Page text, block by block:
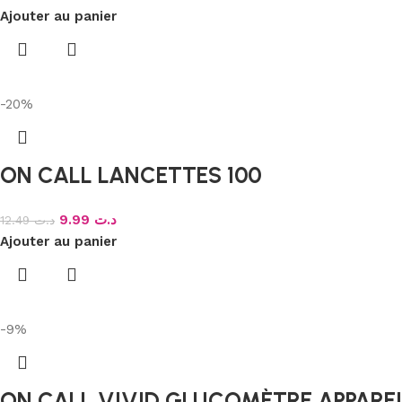
Ajouter au panier
-20%
ON CALL LANCETTES 100
د.ت12.49 د.ت
Ajouter au panier
-9%